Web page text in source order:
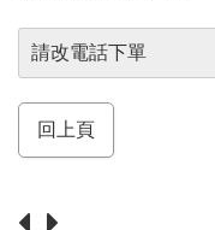
請改電話下單
回上頁